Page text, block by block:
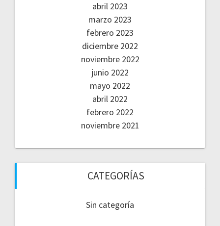
abril 2023
marzo 2023
febrero 2023
diciembre 2022
noviembre 2022
junio 2022
mayo 2022
abril 2022
febrero 2022
noviembre 2021
CATEGORÍAS
Sin categoría